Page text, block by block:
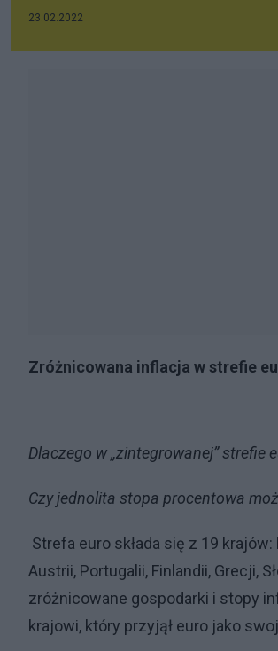
23.02.2022
Zróżnicowana inflacja w strefie
Dlaczego w „zintegrowanej” strefie
Czy jednolita stopa procentowa
Strefa euro składa się z 19
Austrii, Portugalii, Finlandii, Grecji,
zróżnicowane gospodarki i stopy
krajowi, który przyjął euro jako